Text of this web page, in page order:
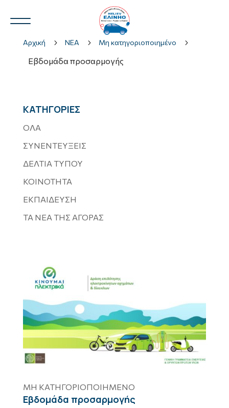
3
Αρχική 5 ΝΕΑ 5 Μη κατηγοριοποιημένο 5
Εβδομάδα προσαρμογής
ΚΑΤΗΓΟΡΙΕΣ
ΟΛΑ
ΣΥΝΕΝΤΕΥΞΕΙΣ
ΔΕΛΤΙΑ ΤΥΠΟΥ
ΚΟΙΝΟΤΗΤΑ
ΕΚΠΑΙΔΕΥΣΗ
ΤΑ ΝΕΑ ΤΗΣ ΑΓΟΡΑΣ
ΜΗ ΚΑΤΗΓΟΡΙΟΠΟΙΗΜΈΝΟ
Εβδομάδα προσαρμογής